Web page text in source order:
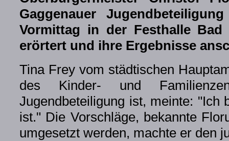
Gaggenauer
Vormittag in der Festhalle Bad
erörtert und ihre Ergebnisse
Tina Frey vom städtischen
des Kinder- und
Jugendbeteiligung ist, meinte: "Ich
ist." Die Vorschläge, bekannte
umgesetzt werden, machte er den